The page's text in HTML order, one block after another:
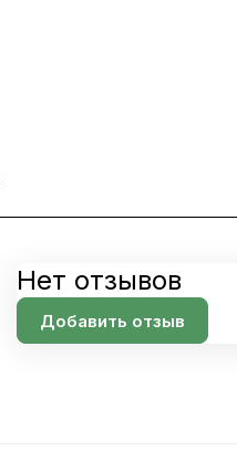
Нет отзывов
Добавить отзыв